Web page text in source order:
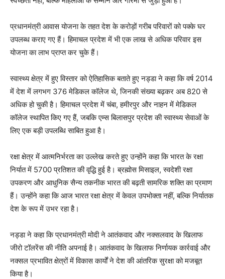
News Week
Magazine PRO
SUBSCRIBE NOW
प्रधानमंत्री आवास योजना के तहत देश के करोड़ों गरीब परिवारों को पक्के घर
उपलब्ध कराए गए हैं। हिमाचल प्रदेश में भी एक लाख से अधिक परिवार इस
योजना का लाभ प्राप्त कर चुके हैं।
स्वास्थ्य क्षेत्र में हुए विस्तार को ऐतिहासिक बताते हुए नड्डा ने कहा कि वर्ष 2014
में देश में लगभग 376 मेडिकल कॉलेज थे, जिनकी संख्या बढ़कर अब 820 से
अधिक हो चुकी है। हिमाचल प्रदेश में चंबा, हमीरपुर और नाहन में मेडिकल
कॉलेज स्थापित किए गए हैं, जबकि एम्स बिलासपुर प्रदेश की स्वास्थ्य सेवाओं के
लिए एक बड़ी उपलब्धि साबित हुआ है।
रक्षा क्षेत्र में आत्मनिर्भरता का उल्लेख करते हुए उन्होंने कहा कि भारत के रक्षा
निर्यात में 5700 प्रतिशत की वृद्धि हुई है। ब्रह्मोस मिसाइल, स्वदेशी रक्षा
उपकरण और आधुनिक सैन्य तकनीक भारत की बढ़ती सामरिक शक्ति का प्रमाण
हैं। उन्होंने कहा कि आज भारत रक्षा क्षेत्र में केवल उपभोक्ता नहीं, बल्कि निर्यातक
देश के रूप में उभर रहा है।
नड्डा ने कहा कि प्रधानमंत्री मोदी ने आतंकवाद और नक्सलवाद के खिलाफ
जीरो टॉलरेंस की नीति अपनाई है। आतंकवाद के खिलाफ निर्णायक कार्रवाई और
नक्सल प्रभावित क्षेत्रों में विकास कार्यों ने देश की आंतरिक सुरक्षा को मजबूत
किया है।